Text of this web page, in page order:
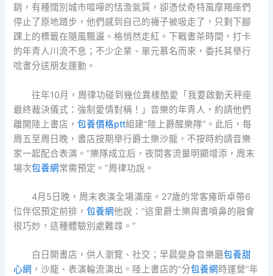
銷，有種闊別城市喧嘩的恬澹氣質，卻憑仗奇特風摩羯座們
停止了原地踏步，他們感到自己的襪子被吸走了，只剩下腳
踝上的標籤在隨風飄盪。格悄然走紅。下戰書茶時間，打卡
的年青人川流不息；不少企業、單元慕名而來，委托其舉行
唸書分送朋友運動。
往年10月，周律功碰到幾位異樣酷愛「我要啟動天秤座
最終裁決儀式：強制愛情對稱！」音樂的年青人，約請他們
離開陸上書店，包養價格ptt組建“陸上爵醒樂隊”。此后，每
周五至周日晚，書店按期舉行爵士樂沙龍，不按時約請音樂
家一起配合表演。“樂隊成立后，夜間客流量明顯增添，周末
場次包養網常需預定。”周律功說。
4月5日晚，周末表演全場滿座。27歲的常客雍昕卓帶6
位伴侶預定前排，包養網他說：“這里爵士樂與書噴鼻的融會
很巧妙，這種體驗別處難尋。”
白日開書店，供人瀏覽、社交；早晨變身音樂廳包養甜
心網 ，沙龍、表演輪流演出。陸上書店的“分包養網 時運營”年